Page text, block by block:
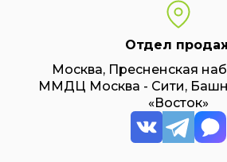
Отдел
Москва, Пресненская
ММДЦ Москва - Сити,
«Восток»